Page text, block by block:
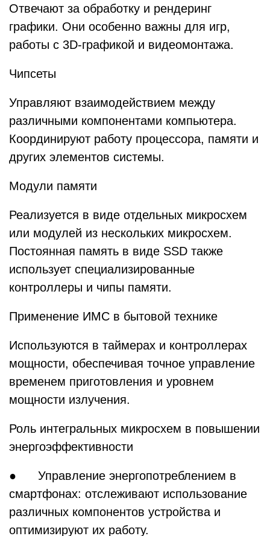
Отвечают за обработку и рендеринг
графики. Они особенно важны для игр,
работы с 3D-графикой и видеомонтажа.
Чипсеты
Управляют взаимодействием между
различными компонентами компьютера.
Координируют работу процессора, памяти и
других элементов системы.
Модули памяти
Реализуется в виде отдельных микросхем
или модулей из нескольких микросхем.
Постоянная память в виде SSD также
использует специализированные
контроллеры и чипы памяти.
Применение ИМС в бытовой технике
Используются в таймерах и контроллерах
мощности, обеспечивая точное управление
временем приготовления и уровнем
мощности излучения.
Роль интегральных микросхем в повышении
энергоэффективности
● Управление энергопотреблением в
смартфонах: отслеживают использование
различных компонентов устройства и
оптимизируют их работу.